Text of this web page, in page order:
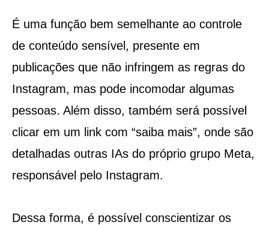
É uma função bem semelhante ao controle
de conteúdo sensível, presente em
publicações que não infringem as regras do
Instagram, mas pode incomodar algumas
pessoas. Além disso, também será possível
clicar em um link com “saiba mais”, onde são
detalhadas outras IAs do próprio grupo Meta,
responsável pelo Instagram.
Dessa forma, é possível conscientizar os